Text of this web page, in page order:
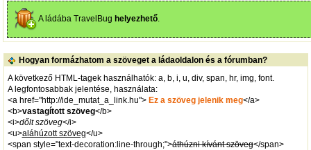
A ládába TravelBug helyezhető.
Hogyan formázhatom a szöveget a ládaoldalon és a fórumban?
A következő HTML-tagek használhatók: a, b, i, u, div, span, hr, img, font.
A legfontosabbak jelentése, használata:
<a href="http://ide_mutat_a_link.hu"> Ez a szöveg jelenik meg</a>
<b>vastagított szöveg</b>
<i>dőlt szöveg</i>
<u>aláhúzott szöveg</u>
<span style="text-decoration:line-through;">áthúzni kívánt szöveg</span>